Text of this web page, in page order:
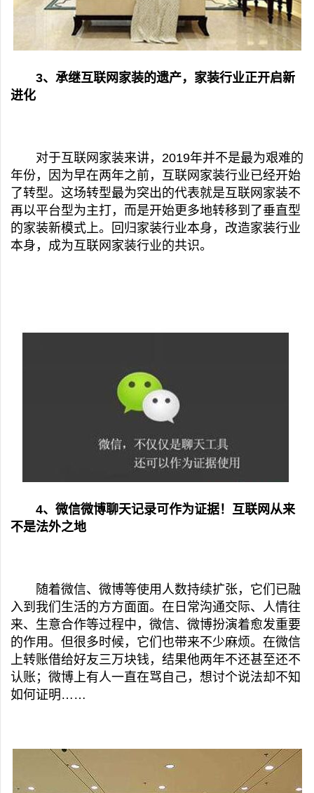
3、承继互联网家装的遗产，家装行业正开启新
进化
对于互联网家装来讲，2019年并不是最为艰难的
年份，因为早在两年之前，互联网家装行业已经开始
了转型。这场转型最为突出的代表就是互联网家装不
再以平台型为主打，而是开始更多地转移到了垂直型
的家装新模式上。回归家装行业本身，改造家装行业
本身，成为互联网家装行业的共识。
4、微信微博聊天记录可作为证据！互联网从来
不是法外之地
随着微信、微博等使用人数持续扩张，它们已融
入到我们生活的方方面面。在日常沟通交际、人情往
来、生意合作等过程中，微信、微博扮演着愈发重要
的作用。但很多时候，它们也带来不少麻烦。在微信
上转账借给好友三万块钱，结果他两年不还甚至还不
认账；微博上有人一直在骂自己，想讨个说法却不知
如何证明……